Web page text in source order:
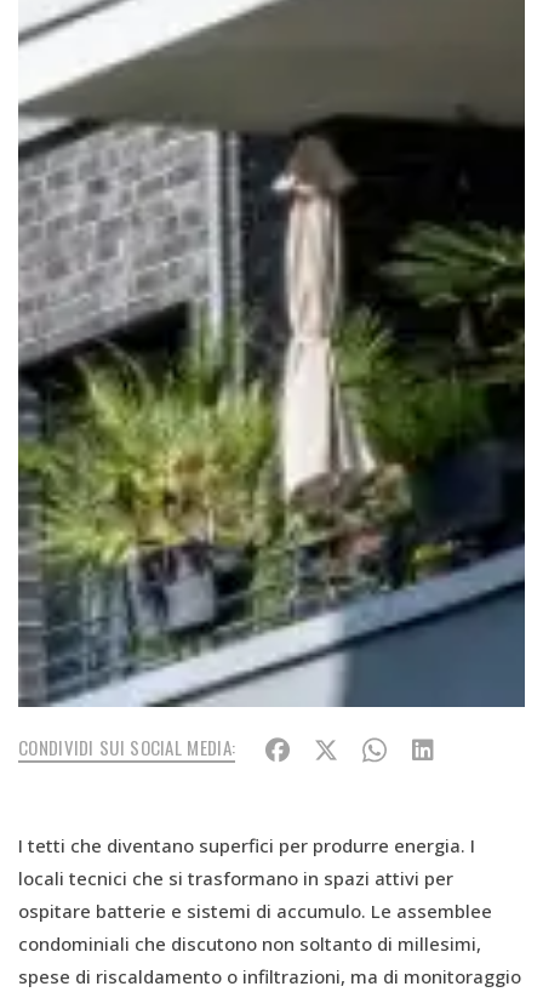
CONDIVIDI SUI SOCIAL MEDIA:
I tetti che diventano superfici per produrre energia. I
locali tecnici che si trasformano in spazi attivi per
ospitare batterie e sistemi di accumulo. Le assemblee
condominiali che discutono non soltanto di millesimi,
spese di riscaldamento o infiltrazioni, ma di monitoraggio